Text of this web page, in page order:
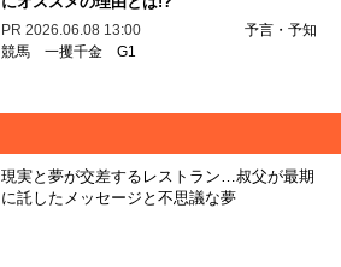
PR 2026.06.08 13:00
予言・予知
競馬 一攫千金 G1
現実と夢が交差するレストラン…叔父が最期
に託したメッセージと不思議な夢